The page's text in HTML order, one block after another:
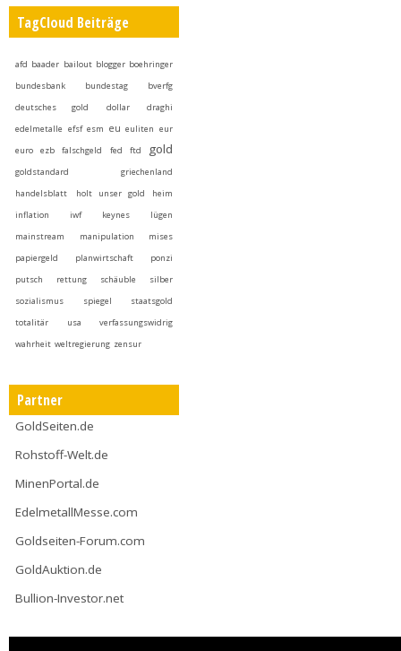
TagCloud Beiträge
afd baader bailout blogger boehringer
bundesbank
bundestag
bverfg
deutsches gold
dollar
draghi
edelmetalle efsf esm eu euliten eur
euro
ezb falschgeld fed ftd gold
goldstandard
griechenland
handelsblatt
holt unser gold heim
inflation
iwf keynes
lügen
mainstream
manipulation
mises
papiergeld
planwirtschaft
ponzi
putsch
rettung schäuble
silber
sozialismus
spiegel
staatsgold
totalitär
usa
verfassungswidrig
wahrheit weltregierung zensur
Partner
GoldSeiten.de
Rohstoff-Welt.de
MinenPortal.de
EdelmetallMesse.com
Goldseiten-Forum.com
GoldAuktion.de
Bullion-Investor.net